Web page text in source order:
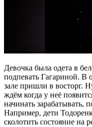
Девочка была одета в
подпевать Гагариной. В
зале пришли в восторг.
ждём когда у неё
начинать зарабатывать,
Например, дети
сколотить состояние на